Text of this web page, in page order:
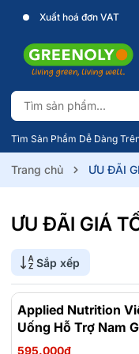
Xuất hoá đơn VAT
Tìm Sản Phẩm Dễ Dàng
Trang chủ ƯU ĐÃI
ƯU ĐÃI GIÁ
Sắp xếp
Applied Nutrition
Uống Hỗ Trợ Nam
120 viên - Chính
595.000₫